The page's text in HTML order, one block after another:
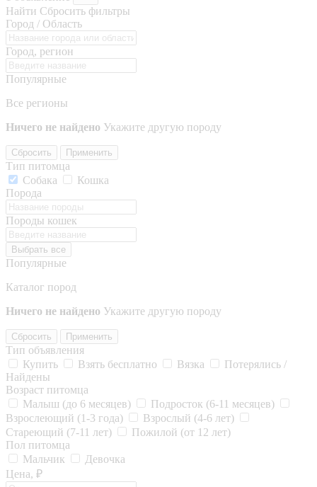
Найти Сбросить фильтры
Город / Область
Город, регион
Популярные
Все регионы
Ничего не найдено Укажите другую породу
Сбросить Применить
Тип питомца
Собака
Кошка
Порода
Породы кошек
Выбрать все
Популярные
Каталог пород
Ничего не найдено Укажите другую породу
Сбросить Применить
Тип объявления
Купить
Взять бесплатно Вязка
Потерялись /
Найдены
Возраст питомца
Малыш (до 6 месяцев)
Подросток (6-11 месяцев)
Взрослеющий (1-3 года)
Взрослый (4-6 лет)
Стареющий (7-11 лет)
Пожилой (от 12 лет)
Пол питомца
Мальчик
Девочка
Цена, ₽